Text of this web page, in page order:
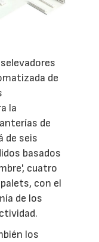
de
la
de
de seis
basados
cuatro
con el
de los
los